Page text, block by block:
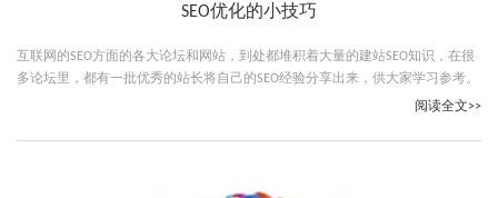
SEO优化的小技巧
互联网的SEO方面的各大论坛和网站，到处都堆积着大量的建站SEO知识，在很
多论坛里，都有一批优秀的站长将自己的SEO经验分享出来，供大家学习参考。
阅读全文>>